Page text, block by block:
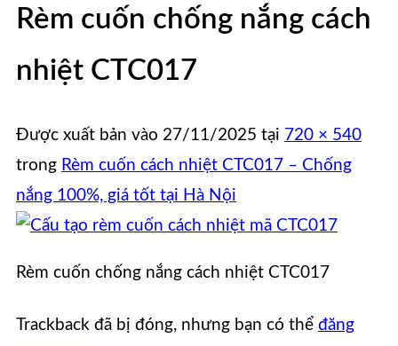
Rèm cuốn chống nắng cách
nhiệt CTC017
Được xuất bản vào 27/11/2025 tại 720 × 540
trong Rèm cuốn cách nhiệt CTC017 – Chống
nắng 100%, giá tốt tại Hà Nội
Rèm cuốn chống nắng cách nhiệt CTC017
Trackback đã bị đóng, nhưng bạn có thể đăng